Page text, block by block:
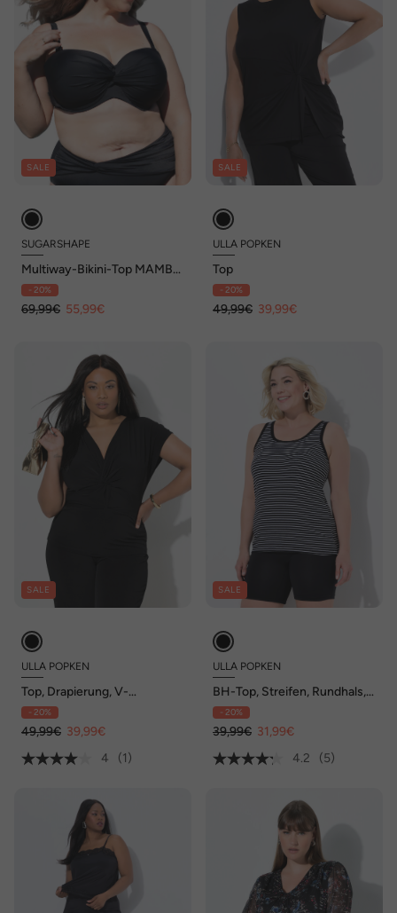
SALE
SUGARSHAPE
Multiway-Bikini-Top MAMBO
Multiway-Bikini,Neckholder-
Bikini,Trägerloser Bikini
- 20%
69,99€ 55,99€
SALE
ULLA POPKEN
Top
- 20%
49,99€ 39,99€
SALE
ULLA POPKEN
Top, Drapierung, V-
Ausschnitt, ärmellos
- 20%
49,99€ 39,99€
4
(1)
SALE
ULLA POPKEN
BH-Top, Streifen, Rundhals,
ärmellos, eingearbeiteter BH
- 20%
39,99€ 31,99€
4.2
(5)